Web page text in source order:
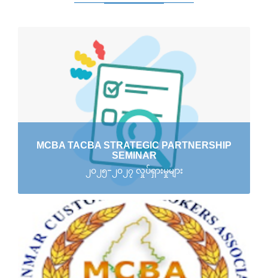
MCBA TACBA STRATEGIC PARTNERSHIP
SEMINAR
၂၀၂၅-၂၀၂၇ လှုပ်ရှားမှုများ